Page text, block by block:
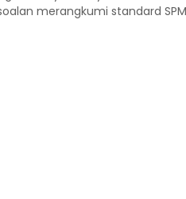
merangkumi standard